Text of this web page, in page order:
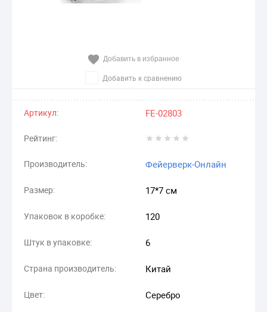
Добавить в избранное
Добавить к сравнению
Артикул: FE-02803
Рейтинг:
Производитель: Фейерверк-Онлайн
Размер: 17*7 см
Упаковок в коробке: 120
Штук в упаковке: 6
Страна производитель: Китай
Цвет: Серебро